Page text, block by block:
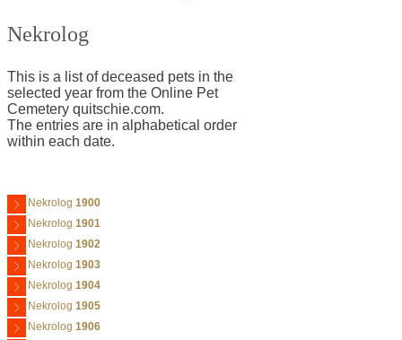
Nekrolog
This is a list of deceased pets in the
selected year from the Online Pet
Cemetery quitschie.com.
The entries are in alphabetical order
within each date.
Nekrolog 1900
Nekrolog 1901
Nekrolog 1902
Nekrolog 1903
Nekrolog 1904
Nekrolog 1905
Nekrolog 1906